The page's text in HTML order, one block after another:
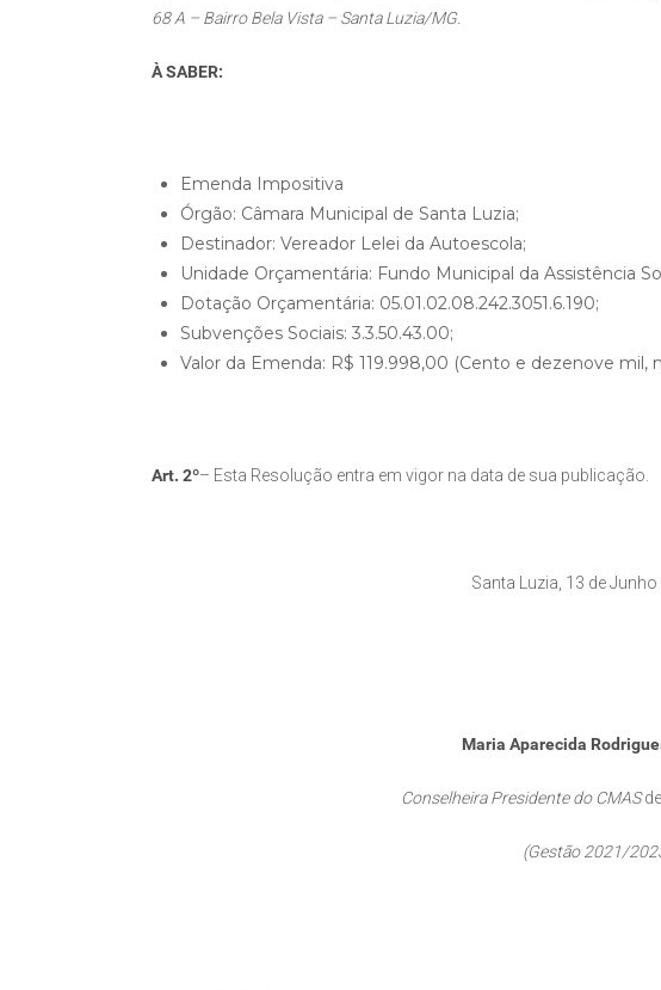
68 A – Bairro Bela Vista – Santa Luzia/MG.
À SABER:
Emenda Impositiva
Órgão: Câmara Municipal de Santa Luzia;
Destinador: Vereador Lelei da Autoescola;
Unidade Orçamentária: Fundo Municipal da Assistência
Dotação Orçamentária: 05.01.02.08.242.3051.6.190;
Subvenções Sociais: 3.3.50.43.00;
Valor da Emenda: R$ 119.998,00 (Cento e dezenove mil,
Art. 2º– Esta Resolução entra em vigor na data de sua publicação.
Santa Luzia, 13 de Junho
Maria Aparecida
Conselheira Presidente do CMASde
(Gestão 2021/